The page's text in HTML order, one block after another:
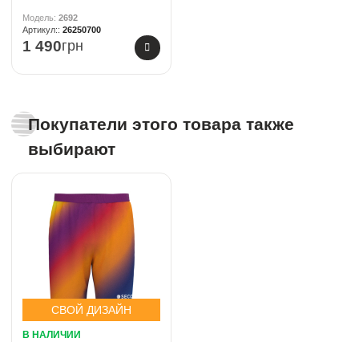
2692
26250700
1 490грн
Покупатели этого товара также
выбирают
СВОЙ ДИЗАЙН
В НАЛИЧИИ